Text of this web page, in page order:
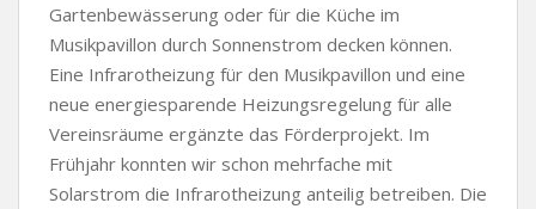
Gartenbewässerung oder für die Küche im
Musikpavillon durch Sonnenstrom decken können.
Eine Infrarotheizung für den Musikpavillon und eine
neue energiesparende Heizungsregelung für alle
Vereinsräume ergänzte das Förderprojekt. Im
Frühjahr konnten wir schon mehrfache mit
Solarstrom die Infrarotheizung anteilig betreiben. Die